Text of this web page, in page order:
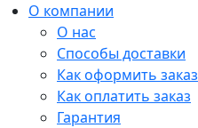
О компании
О нас
Способы доставки
Как оформить заказ
Как оплатить заказ
Гарантия